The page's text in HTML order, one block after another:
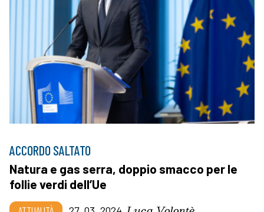
ACCORDO SALTATO
Natura e gas serra, doppio smacco per le
follie verdi dell’Ue